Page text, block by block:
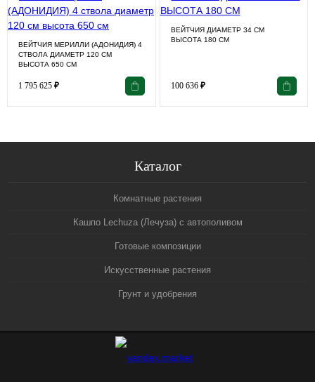
ВЕЙТЧИЯ МЕРИЛЛИ (АДОНИДИЯ) 4
СТВОЛА ДИАМЕТР 120 СМ
ВЫСОТА 650 СМ
1 795 625 ₽
ВЕЙТЧИЯ ДИАМЕТР 34 СМ
ВЫСОТА 180 СМ
100 636 ₽
Каталог
Комнатные растения
Кашпо Lechuza (Лечуза) с автополивом
Готовые композиции
Искусственные растения
Грунт и удобрения